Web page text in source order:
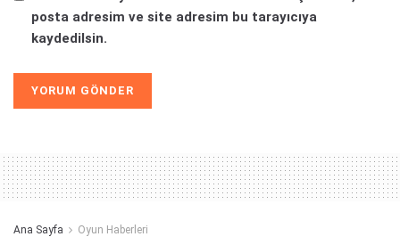
posta adresim ve site adresim bu tarayıcıya
kaydedilsin.
Ana Sayfa Oyun Haberleri